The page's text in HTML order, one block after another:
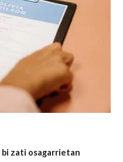
zati osagarrietan